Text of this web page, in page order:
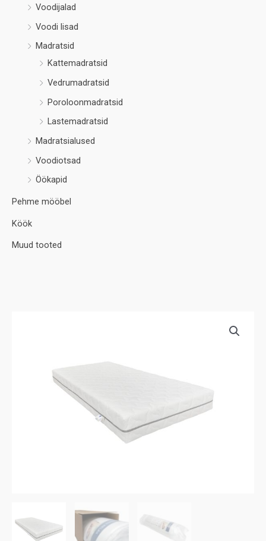
Voodijalad
Voodi lisad
Madratsid
Kattemadratsid
Vedrumadratsid
Poroloonmadratsid
Lastemadratsid
Madratsialused
Voodiotsad
Öökapid
Pehme mööbel
Köök
Muud tooted